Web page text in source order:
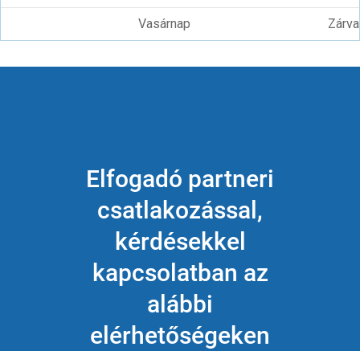
Vasárnap
Zárva
Elfogadó partneri
csatlakozással,
kérdésekkel
kapcsolatban az
alábbi
elérhetőségeken